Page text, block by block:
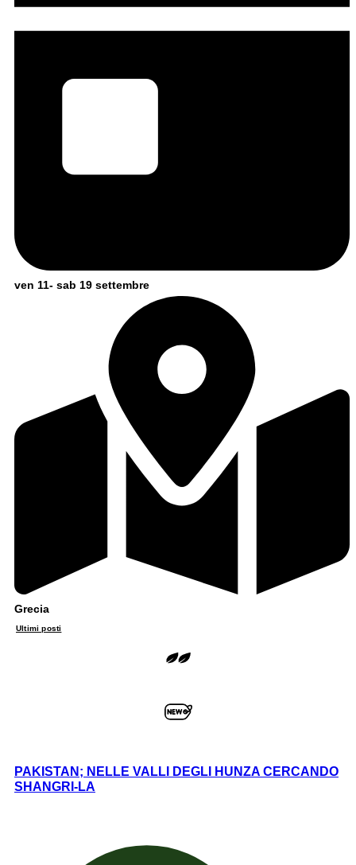
ven 11- sab 19 settembre
Grecia
Ultimi posti
PAKISTAN; NELLE VALLI DEGLI HUNZA CERCANDO
SHANGRI-LA